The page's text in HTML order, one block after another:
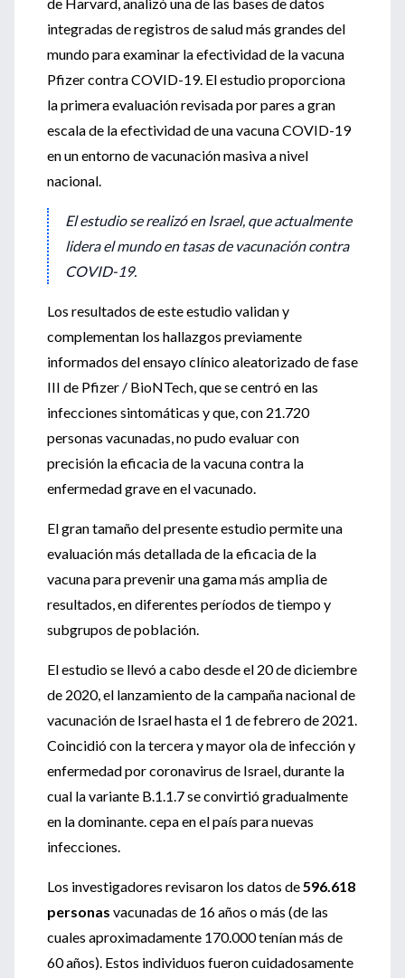
integradas de registros de salud más grandes del
mundo para examinar la efectividad de la vacuna
Pfizer contra COVID-19. El estudio proporciona
la primera evaluación revisada por pares a gran
escala de la efectividad de una vacuna COVID-19
en un entorno de vacunación masiva a nivel
nacional.
El estudio se realizó en Israel, que actualmente
lidera el mundo en tasas de vacunación contra
COVID-19.
Los resultados de este estudio validan y
complementan los hallazgos previamente
informados del ensayo clínico aleatorizado de fase
III de Pfizer / BioNTech, que se centró en las
infecciones sintomáticas y que, con 21.720
personas vacunadas, no pudo evaluar con
precisión la eficacia de la vacuna contra la
enfermedad grave en el vacunado.
El gran tamaño del presente estudio permite una
evaluación más detallada de la eficacia de la
vacuna para prevenir una gama más amplia de
resultados, en diferentes períodos de tiempo y
subgrupos de población.
El estudio se llevó a cabo desde el 20 de diciembre
de 2020, el lanzamiento de la campaña nacional de
vacunación de Israel hasta el 1 de febrero de 2021.
Coincidió con la tercera y mayor ola de infección y
enfermedad por coronavirus de Israel, durante la
cual la variante B.1.1.7 se convirtió gradualmente
en la dominante. cepa en el país para nuevas
infecciones.
Los investigadores revisaron los datos de596.618
personas vacunadas de 16 años o más (de las
cuales aproximadamente 170.000 tenían más de
60 años). Estos individuos fueron cuidadosamente